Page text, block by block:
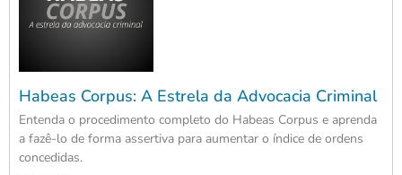
Habeas Corpus: A Estrela da Advocacia Criminal
Entenda o procedimento completo do Habeas Corpus e aprenda
a fazê-lo de forma assertiva para aumentar o índice de ordens
concedidas.